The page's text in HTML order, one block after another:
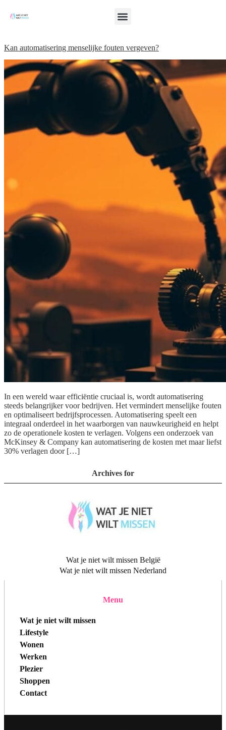
Kan automatisering menselijke fouten vergeven?
In een wereld waar efficiëntie cruciaal is, wordt automatisering
steeds belangrijker voor bedrijven. Het vermindert menselijke fouten
en optimaliseert bedrijfsprocessen. Automatisering speelt een
integraal onderdeel in het waarborgen van nauwkeurigheid en helpt
zo de operationele kosten te verlagen. Volgens een onderzoek van
McKinsey & Company kan automatisering de kosten met maar liefst
30% verlagen door […]
Archives for
Wat je niet wilt missen België
Wat je niet wilt missen Nederland
Menu
Wat je niet wilt missen
Lifestyle
Wonen
Werken
Plezier
Shoppen
Contact